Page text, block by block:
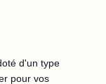
d'un type
pour vos